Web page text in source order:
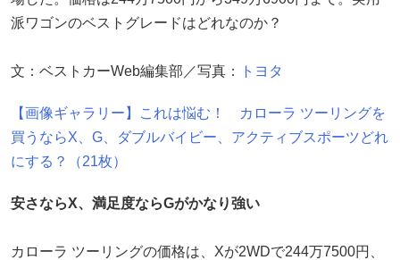
派ワゴンのベストグレードはどれなのか？
文：ベストカーWeb編集部／写真： トヨタ
【画像ギャラリー】これは悩む！ カローラ ツーリングを
買うならX、G、ダブルバイビー、アクティブスポーツどれ
にする？（21枚）
安さならX、満足度ならGがかなり強い
カローラ ツーリングの価格は、Xが2WDで244万7500円、